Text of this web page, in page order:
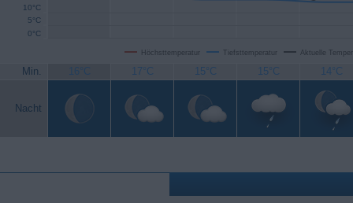
Höchsttemperatur Tiefsttemperatur Aktuelle
0°C
5°C
10°C
Min. 16°C 17°C 15°C 15°C 14°C
Nacht